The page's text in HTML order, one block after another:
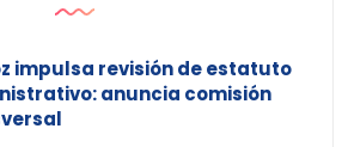
impulsa revisión de estatuto
anuncia comisión